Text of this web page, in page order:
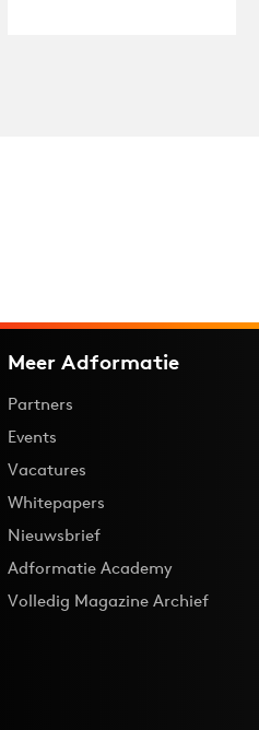
Meer Adformatie
Partners
Events
Vacatures
Whitepapers
Nieuwsbrief
Adformatie Academy
Volledig Magazine Archief